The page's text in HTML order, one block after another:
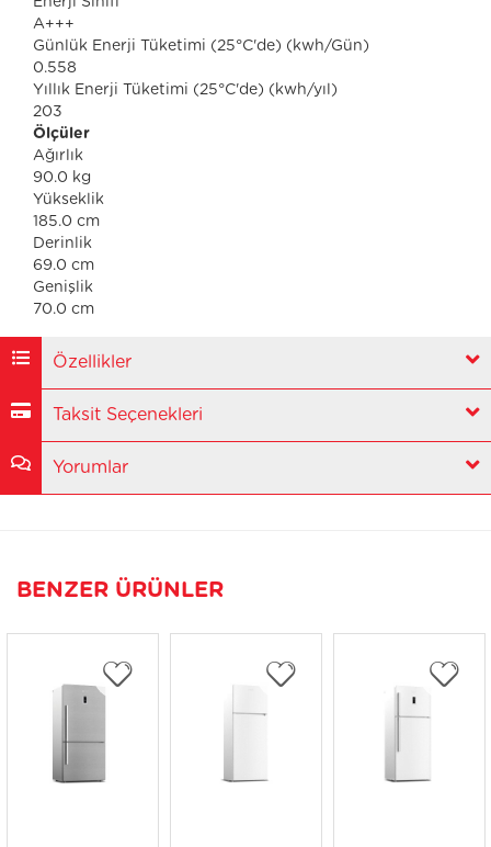
A+++
Günlük Enerji Tüketimi (25°C'de) (kwh/Gün)
0.558
Yıllık Enerji Tüketimi (25°C'de) (kwh/yıl)
203
Ölçüler
Ağırlık
90.0 kg
Yükseklik
185.0 cm
Derinlik
69.0 cm
Genişlik
70.0 cm
Özellikler
Taksit Seçenekleri
Yorumlar
BENZER ÜRÜNLER